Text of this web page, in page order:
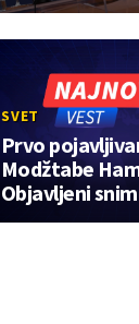
SVET
Prvo
Modžtabe
Objavljeni